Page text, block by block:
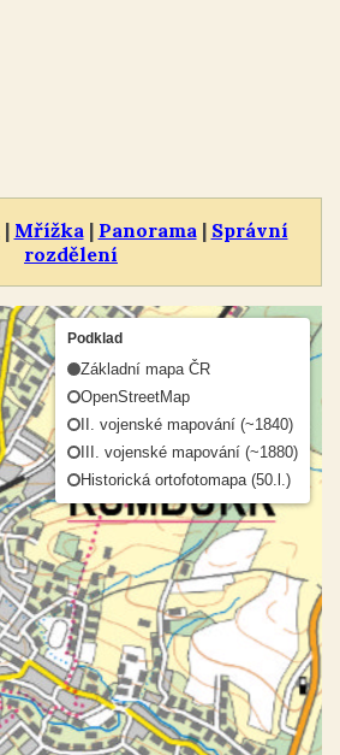
| Mřížka | Panorama | Správní
rozdělení
Podklad
Základní mapa ČR
OpenStreetMap
II. vojenské mapování (~1840)
III. vojenské mapování (~1880)
Historická ortofotomapa (50.l.)